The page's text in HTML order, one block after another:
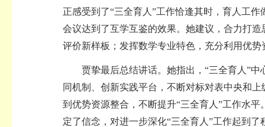
正感受到了“三全育人 ”工作恰逢其时，育人工作
会议达到了互学互鉴的效果。她建议，合力打
评价新样板；发挥数学专业特色，充分利用优势
贾挚最后总结讲话。她指出，“三全育人”
同机制、创新实践平台，不断对标对表中央和
到优势资源整合，不断提升“三全育人”工作水
定了信念，对进一步深化“三全育人”工作起到